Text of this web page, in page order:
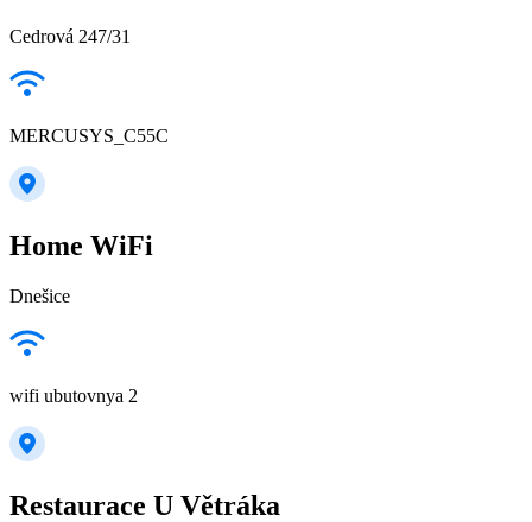
Cedrová 247/31
MERCUSYS_C55C
Home WiFi
Dnešice
wifi ubutovnya 2
Restaurace U Větráka